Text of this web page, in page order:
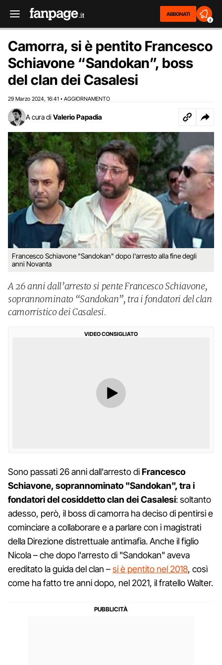
ABBONATI
2
Camorra, si è pentito Francesco
Schiavone “Sandokan”, boss
del clan dei Casalesi
29 Marzo 2024 16:41 • AGGIORNAMENTO
A cura di Valerio Papadia
Francesco Schiavone "Sandokan" dopo l'arresto alla fine degli
anni Novanta
A 26 anni dall’arresto si pente Francesco Schiavone,
soprannominato “Sandokan”, tra i fondatori del clan
camorristico dei Casalesi.
VIDEO CONSIGLIATO
Sono passati 26 anni dall'arresto diFrancesco
Schiavone, soprannominato "Sandokan", tra i
fondatori del cosiddetto clan dei Casalesi: soltanto
adesso, però, il boss di camorra ha deciso di pentirsi e
cominciare a collaborare e a parlare con i magistrati
della Direzione distrettuale antimafia. Anche il figlio
Nicola – che dopo l'arresto di "Sandokan" aveva
ereditato la guida del clan –si è pentito nel 2018, così
come ha fatto tre anni dopo, nel 2021, il fratello Walter.